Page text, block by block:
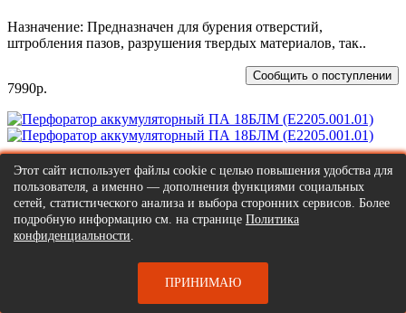
Назначение: Предназначен для бурения отверстий,
штробления пазов, разрушения твердых материалов, так..
7990р.
Сообщить о поступлении
Перфоратор аккумуляторный ПА 18БЛМ (Е2205.001.01)
Назначение: Предназначен для бурения отверстий,
штробления пазов, разрушения твердых материалов, так..
Этот сайт использует файлы cookie с целью повышения удобства для
пользователя, а именно — дополнения функциями социальных
сетей, статистического анализа и выбора сторонних сервисов. Более
подробную информацию см. на странице Политика
конфиденциальности.
ПРИНИМАЮ